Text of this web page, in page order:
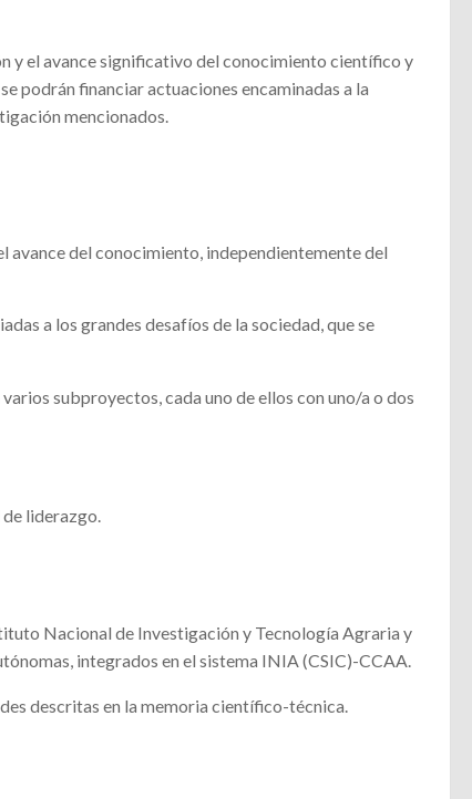
y el avance significativo del conocimiento científico y
podrán financiar actuaciones encaminadas a la
mencionados.
del conocimiento, independientemente del
a los grandes desafíos de la sociedad, que se
varios subproyectos, cada uno de ellos con uno/a o dos
liderazgo.
Nacional de Investigación y Tecnología Agraria y
integrados en el sistema INIA (CSIC)-CCAA.
descritas en la memoria científico-técnica.